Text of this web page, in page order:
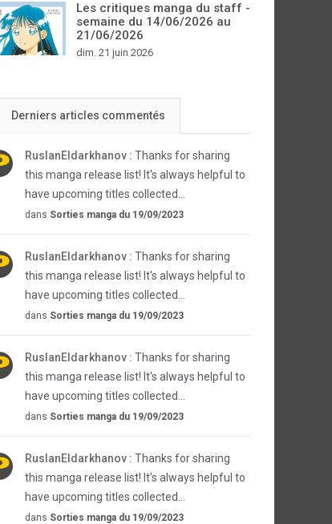
Les critiques manga du staff -
semaine du 14/06/2026 au
21/06/2026
dim. 21 juin 2026
Derniers articles commentés
RuslanEldarkhanov : Thanks for sharing
this manga release list! It's always helpful to
have upcoming titles collected...
dans Sorties manga du 19/09/2023
RuslanEldarkhanov : Thanks for sharing
this manga release list! It's always helpful to
have upcoming titles collected...
dans Sorties manga du 19/09/2023
RuslanEldarkhanov : Thanks for sharing
this manga release list! It's always helpful to
have upcoming titles collected...
dans Sorties manga du 19/09/2023
RuslanEldarkhanov : Thanks for sharing
this manga release list! It's always helpful to
have upcoming titles collected...
dans Sorties manga du 19/09/2023